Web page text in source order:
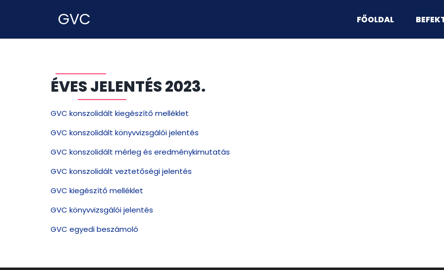
GVC FŐOLDAL
ÉVES JELENTÉS 2023.
GVC konszolidált kiegészítő melléklet
GVC konszolidált könyvvizsgálói jelentés
GVC konszolidált mérleg és eredménykimutatás
GVC konszolidált veztetőségi jelentés
GVC kiegészítő melléklet
GVC könyvvizsgálói jelentés
GVC egyedi beszámoló